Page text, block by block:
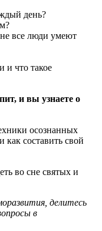
день?
все люди умеют
и что такое
и вы узнаете о
осознанных
как составить свой
во сне святых и
делитесь
в